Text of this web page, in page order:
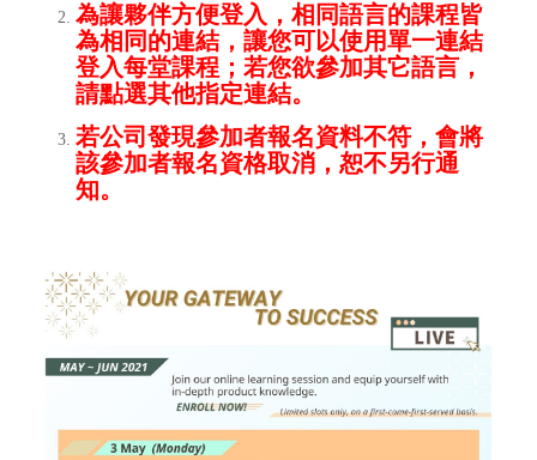
為讓夥伴方便登入，相同語言的課程皆
為相同的連結，讓您可以使用單一連結
登入每堂課程；若您欲參加其它語言，
請點選其他指定連結。
若公司發現參加者報名資料不符，會將
該參加者報名資格取消，恕不另行通
知。